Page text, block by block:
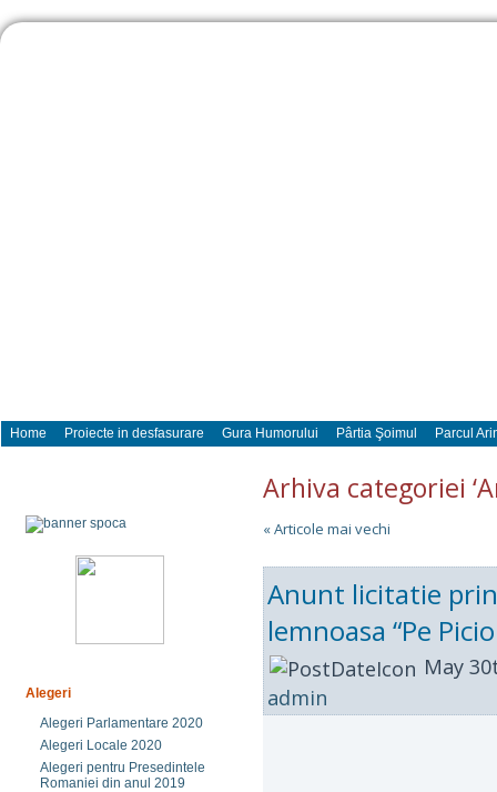
Home Proiecte in desfasurare Gura Humorului Pârtia Şoimul Parcul
Alegeri
Alegeri Parlamentare 2020
Alegeri Locale 2020
Alegeri pentru Presedintele
Romaniei din anul 2019
Arhiva categoriei
« Articole mai vechi
Anunt licitatie
lemnoasa “Pe
May
admin